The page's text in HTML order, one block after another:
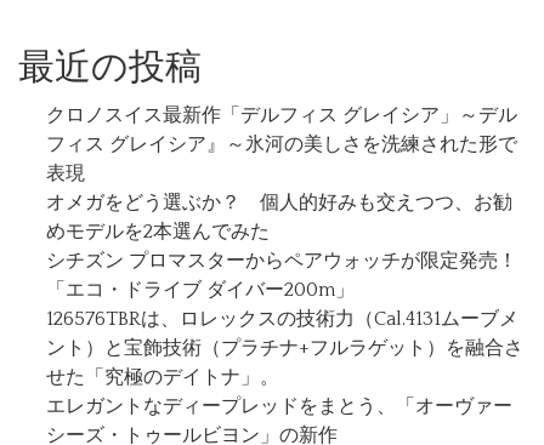
最近の投稿
クロノスイス最新作「デルフィス グレイシア」～デル
フィス グレイシア』～氷河の美しさを洗練された形で
表現
オメガをどう選ぶか？ 個人的好みも交えつつ、お勧
めモデルを2本選んでみた
シチズン プロマスターからペアウォッチが限定発売！
「エコ・ドライブ ダイバー200m」
126576TBRは、ロレックスの技術力（Cal.4131ムーブメ
ント）と宝飾技術（プラチナ+フルラゲット）を融合さ
せた「究極のデイトナ」。
エレガントなディープレッドをまとう、「オーヴァー
シーズ・トゥールビヨン」の新作